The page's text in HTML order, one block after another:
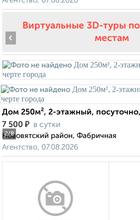
Виртуальные 3D-туры
местам
2/8
‹
Дом 250м², 2-этажный,
7 500 ₽ в сутки
Нововятский район, Фабричная
Агентство, 07.08.2026